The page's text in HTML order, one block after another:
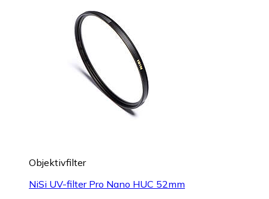
Objektivfilter
NiSi UV-filter Pro Nano HUC 52mm